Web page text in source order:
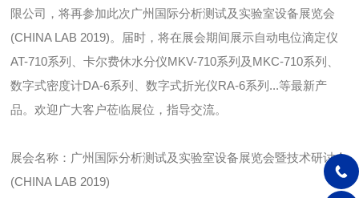
限公司，将再参加此次广州国际分析测试及实验室设备展览会
(CHINA LAB 2019)。届时，将在展会期间展示自动电位滴定仪
AT-710系列、卡尔费休水分仪MKV-710系列及MKC-710系列、
数字式密度计DA-6系列、数字式折光仪RA-6系列...等最新产
品。欢迎广大客户莅临展位，指导交流。
展会名称：广州国际分析测试及实验室设备展览会暨技术研讨会
(CHINA LAB 2019)